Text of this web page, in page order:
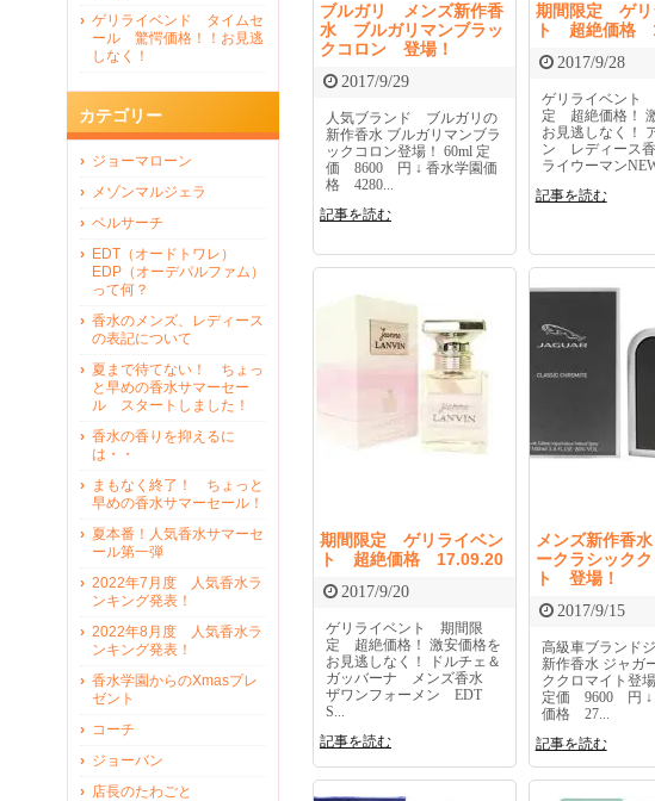
ブルガリ メンズ新作香
水 ブルガリマンブラッ
クコロン 登場！
2017/9/29
人気ブランド ブルガリの
新作香水 ブルガリマンブラ
ックコロン登場！ 60ml 定
価 8600 円 ↓ 香水学園価
格 4280...
記事を読む
期間限定 ゲリ
ト 超絶価格
2017/9/28
ゲリライベント
定 超絶価格！
お見逃しなく！
ン レディース
ライウーマン
記事を読む
期間限定 ゲリライベン
ト 超絶価格 17.09.20
2017/9/20
ゲリライベント 期間限
定 超絶価格！ 激安価格を
お見逃しなく！ ドルチェ＆
ガッバーナ メンズ香水
ザワンフォーメン EDT
S...
記事を読む
メンズ新作香
ークラシック
ト 登場！
2017/9/15
高級車ブランド
新作香水 ジャガ
ククロマイト登
定価 9600 円 ↓
価格 27...
記事を読む
ゲリライベンド タイムセ
ール 驚愕価格！！お見逃
しなく！
カテゴリー
ジョーマローン
メゾンマルジェラ
ベルサーチ
EDT（オードトワレ）
EDP（オーデパルファム）
って何？
香水のメンズ、レディース
の表記について
夏まで待てない！ ちょっ
と早めの香水サマーセー
ル スタートしました！
香水の香りを抑えるに
は・・
まもなく終了！ ちょっと
早めの香水サマーセール！
夏本番！人気香水サマーセ
ール第一弾
2022年7月度 人気香水ラ
ンキング発表！
2022年8月度 人気香水ラ
ンキング発表！
香水学園からのXmasプレ
ゼント
コーチ
ジョーバン
店長のたわごと